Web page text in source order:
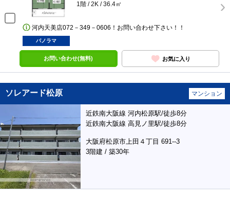
1階 / 2K / 36.4㎡
河内天美店072－349－0606！お問い合わせ下さい！！
パノラマ
お問い合わせ(無料) お気に入り
ソレアード松原 マンション
近鉄南大阪線 河内松原駅/徒歩8分
近鉄南大阪線 高見ノ里駅/徒歩8分
大阪府松原市上田４丁目 691--3
3階建 / 築30年